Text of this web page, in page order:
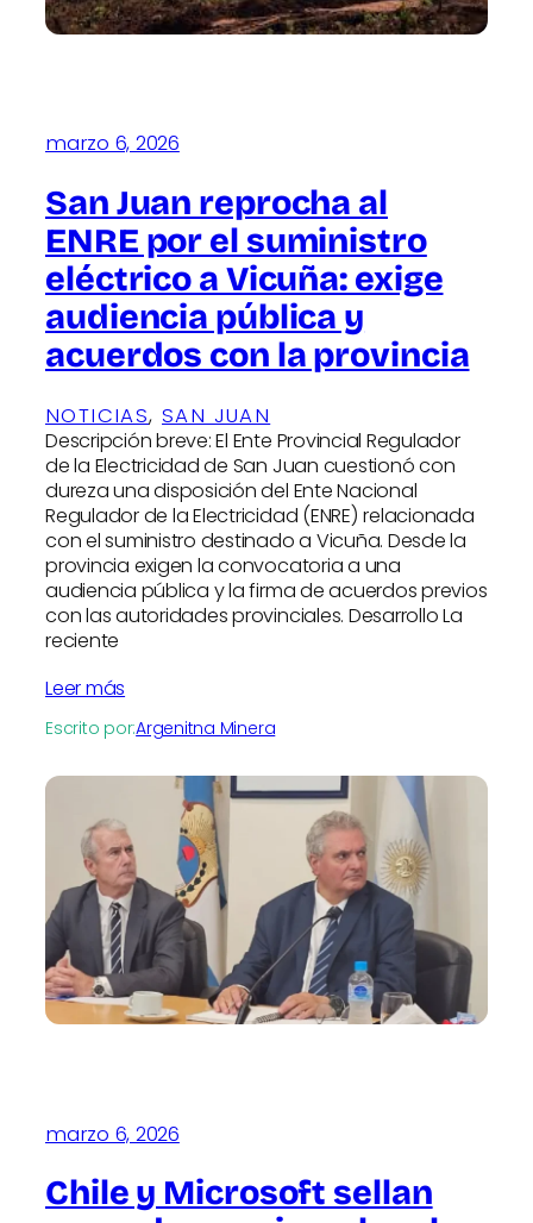
marzo 6, 2026
San Juan reprocha al
ENRE por el suministro
eléctrico a Vicuña: exige
audiencia pública y
acuerdos con la provincia
NOTICIAS, SAN JUAN
Descripción breve: El Ente Provincial Regulador
de la Electricidad de San Juan cuestionó con
dureza una disposición del Ente Nacional
Regulador de la Electricidad (ENRE) relacionada
con el suministro destinado a Vicuña. Desde la
provincia exigen la convocatoria a una
audiencia pública y la firma de acuerdos previos
con las autoridades provinciales. Desarrollo La
reciente
Leer más
Escrito por:Argenitna Minera
marzo 6, 2026
Chile y Microsoft sellan